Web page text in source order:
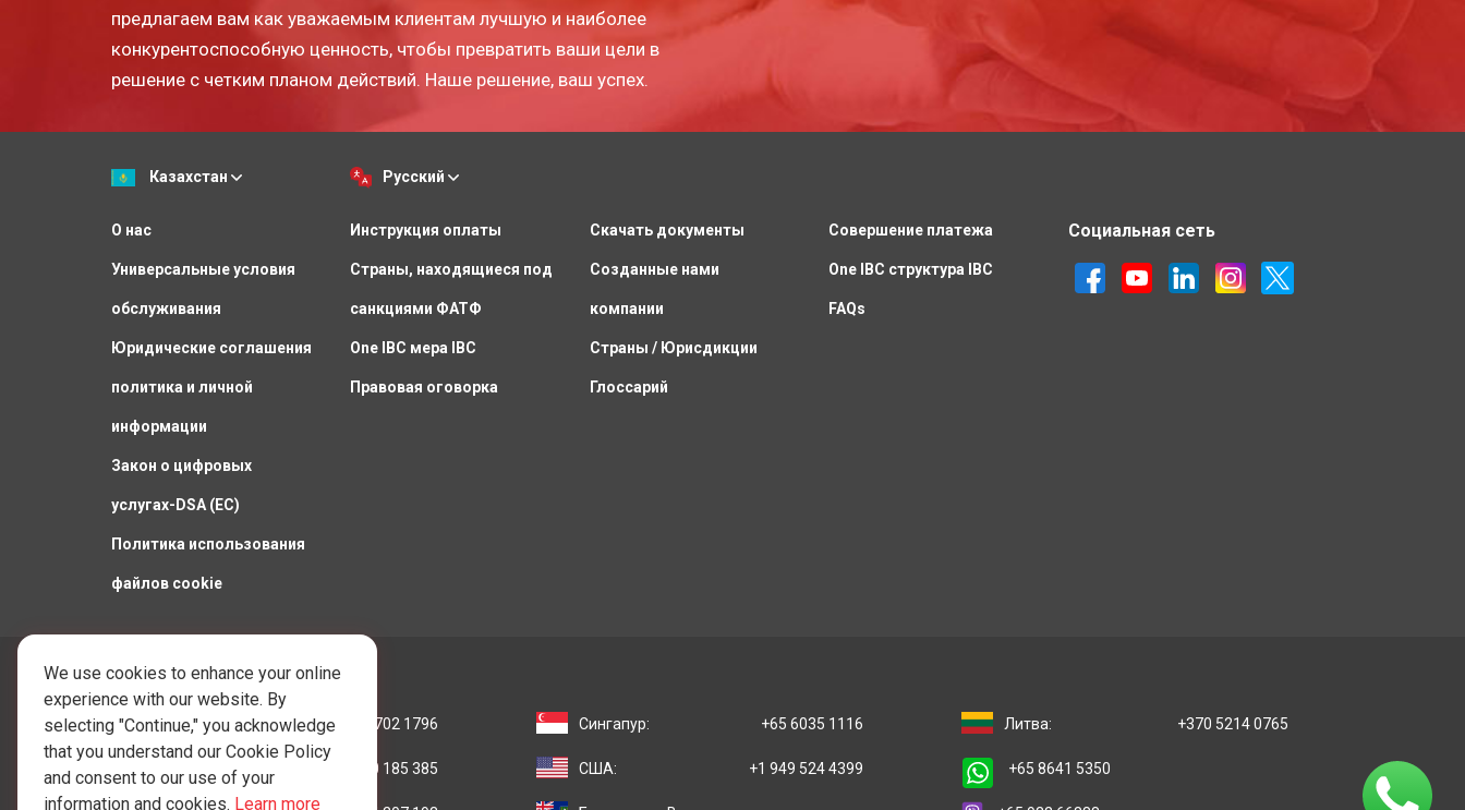
предлагаем вам как уважаемым клиентам лучшую и наиболее
конкурентоспособную ценность, чтобы превратить ваши цели в
решение с четким планом действий. Наше решение, ваш успех.
Казахстан Русский
О нас
Универсальные условия
обслуживания
Юридические соглашения
политика и личной
информации
Закон о цифровых
услугах-DSA (ЕС)
Политика использования
файлов cookie
Инструкция оплаты
Страны, находящиеся под
санкциями ФАТФ
One IBC мера IBC
Правовая оговорка
Скачать документы
Созданные нами
компании
Страны / Юрисдикции
Глоссарий
Совершение платежа
One IBC структура IBC
FAQs
Социальная сеть
We use cookies to enhance your online
experience with our website. By
selecting "Continue," you acknowledge
that you understand our Cookie Policy
and consent to our use of your
information and cookies. Learn more
Позвоните нам:
Гонконг: +852 3702 1796
Австралия: +61 390 185 385
Сингапур: +65 6035 1116
США: +1 949 524 4399
Литва: +370 5214 0765
+65 8641 5350